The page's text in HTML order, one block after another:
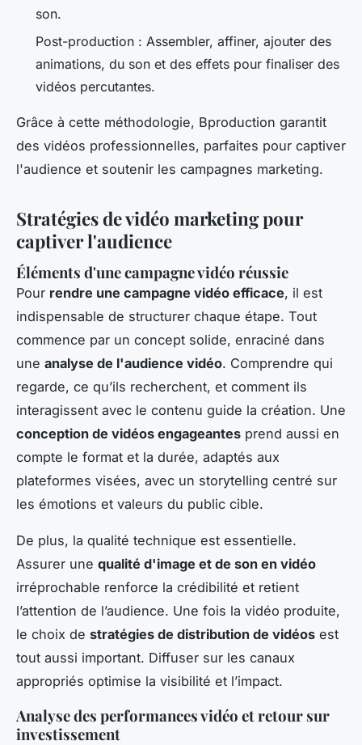
son.
Post-production : Assembler, affiner, ajouter des
animations, du son et des effets pour finaliser des
vidéos percutantes.
Grâce à cette méthodologie, Bproduction garantit
des vidéos professionnelles, parfaites pour captiver
l'audience et soutenir les campagnes marketing.
Stratégies de vidéo marketing pour
captiver l'audience
Éléments d'une campagne vidéo réussie
Pour rendre une campagne vidéo efficace, il est
indispensable de structurer chaque étape. Tout
commence par un concept solide, enraciné dans
une analyse de l'audience vidéo. Comprendre qui
regarde, ce qu’ils recherchent, et comment ils
interagissent avec le contenu guide la création. Une
conception de vidéos engageantes prend aussi en
compte le format et la durée, adaptés aux
plateformes visées, avec un storytelling centré sur
les émotions et valeurs du public cible.
De plus, la qualité technique est essentielle.
Assurer une qualité d'image et de son en vidéo
irréprochable renforce la crédibilité et retient
l’attention de l’audience. Une fois la vidéo produite,
le choix de stratégies de distribution de vidéos est
tout aussi important. Diffuser sur les canaux
appropriés optimise la visibilité et l’impact.
Analyse des performances vidéo et retour sur
investissement